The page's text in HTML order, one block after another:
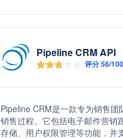
Pipeline CRM API
评分 56/100
Pipeline CRM是一款专为销售
销售过程。它包括电子邮件营销
存储、用户权限管理等功能，并